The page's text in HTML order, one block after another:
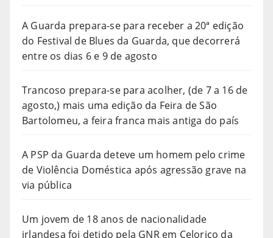
A Guarda prepara-se para receber a 20ª edição
do Festival de Blues da Guarda, que decorrerá
entre os dias 6 e 9 de agosto
Trancoso prepara-se para acolher, (de 7 a 16 de
agosto,) mais uma edição da Feira de São
Bartolomeu, a feira franca mais antiga do país
A PSP da Guarda deteve um homem pelo crime
de Violência Doméstica após agressão grave na
via pública
Um jovem de 18 anos de nacionalidade
irlandesa foi detido pela GNR em Celorico da